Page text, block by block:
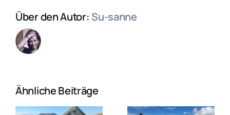
Über den Autor: Su-sanne
Ähnliche Beiträge